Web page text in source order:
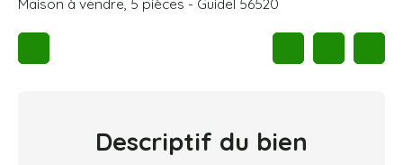
Descriptif du bien